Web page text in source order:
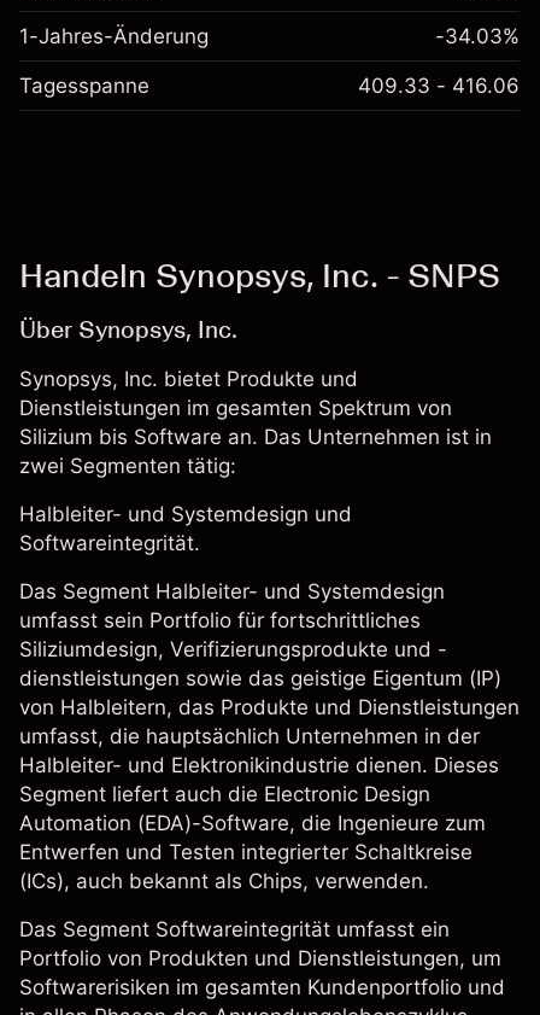
1-Jahres-Änderung -34.03%
Tagesspanne 409.33 - 416.06
Handeln Synopsys, Inc. - SNPS
Über Synopsys, Inc.
Synopsys, Inc. bietet Produkte und
Dienstleistungen im gesamten Spektrum von
Silizium bis Software an. Das Unternehmen ist in
zwei Segmenten tätig:
Halbleiter- und Systemdesign und
Softwareintegrität.
Das Segment Halbleiter- und Systemdesign
umfasst sein Portfolio für fortschrittliches
Siliziumdesign, Verifizierungsprodukte und -
dienstleistungen sowie das geistige Eigentum (IP)
von Halbleitern, das Produkte und Dienstleistungen
umfasst, die hauptsächlich Unternehmen in der
Halbleiter- und Elektronikindustrie dienen. Dieses
Segment liefert auch die Electronic Design
Automation (EDA)-Software, die Ingenieure zum
Entwerfen und Testen integrierter Schaltkreise
(ICs), auch bekannt als Chips, verwenden.
Das Segment Softwareintegrität umfasst ein
Portfolio von Produkten und Dienstleistungen, um
Softwarerisiken im gesamten Kundenportfolio und